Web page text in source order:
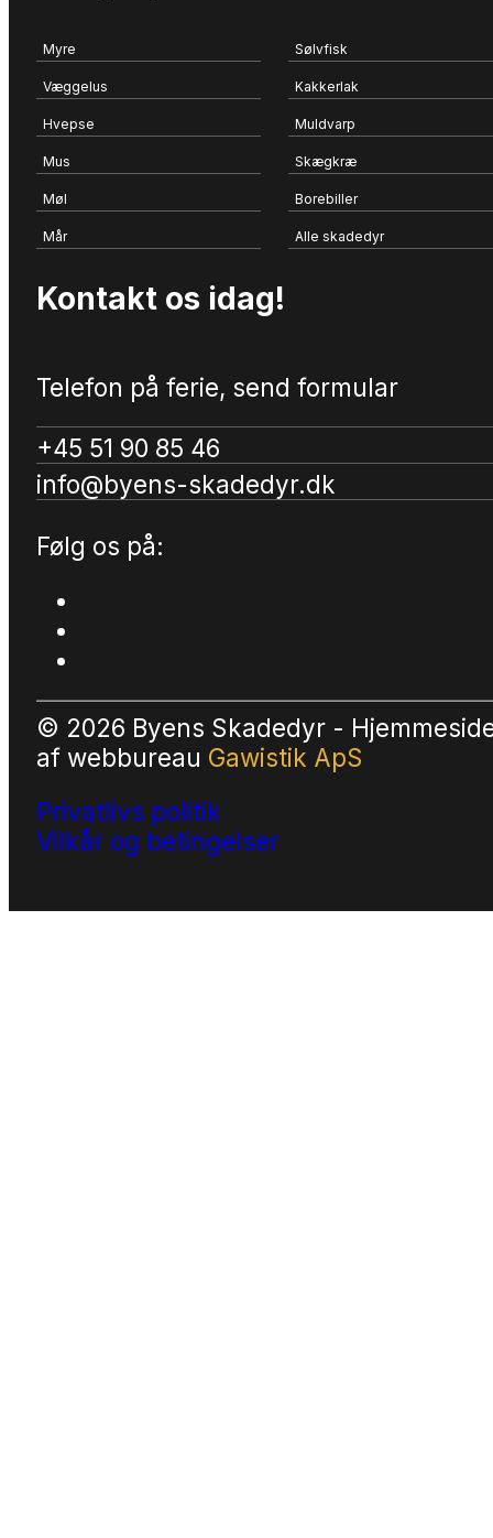
Myre Sølvfisk
Væggelus Kakkerlak
Hvepse Muldvarp
Mus Skægkræ
Møl Borebiller
Mår Alle skadedyr
Kontakt os idag!
Telefon på ferie, send formular
+45 51 90 85 46
info@byens-skadedyr.dk
Følg os på:
© 2026 Byens Skadedyr -
af webbureau Gawistik ApS
Privatlivs politik
Vilkår og betingelser